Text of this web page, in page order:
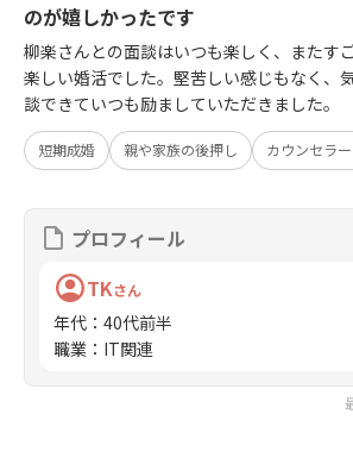
のが嬉しかったです
柳楽さんとの面談はいつも楽しく、またす
楽しい婚活でした。堅苦しい感じもなく、
談できていつも励ましていただきました。
短期成婚 親や家族の後押し カウンセラ
プロフィール
TKさん
年代 ： 40代前半
職業 ： IT関連